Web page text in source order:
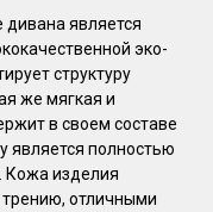
является
эко-
структуру
же мягкая и
в своем составе
является полностью
Кожа изделия
трению, отличными